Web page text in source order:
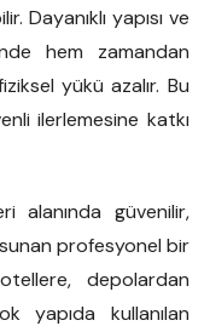
Dayanıklı yapısı ve
hem zamandan
yükü azalır. Bu
ilerlemesine katkı
alanında güvenilir,
profesyonel bir
depolardan
yapıda kullanılan